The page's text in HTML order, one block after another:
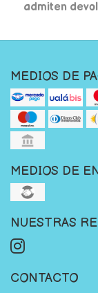
admiten
MEDIOS DE
MEDIOS DE
NUESTRAS
CONTACTO